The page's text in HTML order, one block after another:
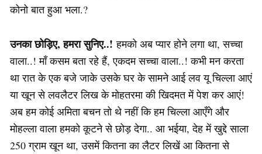
कोनो बात हुआ भला.?
उनका छोड़िए, हमरा सुनिए..! हमको अब प्यार होने लगा था, सच्चा
वाला..! माँ कसम बता रहे हैं, एकदम सच्चा वाला..! कभी मन करता
था रात के एक बजे जाके उसके घर के सामने आई लव यू चिल्ला आएं
या खून से लवलैटर लिख के मोहतरमा की खिदमत में पेश कर आएं!
अब हम कोई अमिता बचन तो थे नहीं कि हम चिल्ला आएँगे और
मोहल्ला वाला हमको कूटने से छोड़ देगा.. आ भईया, देह में खुद्दे साला
250 ग्राम खून था, उसमें कितना का लैटर लिखें आ कितना से